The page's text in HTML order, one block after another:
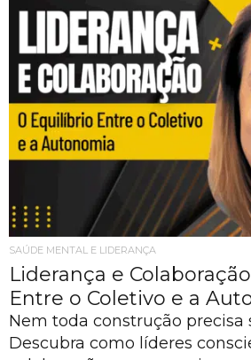
SAÚDE MENTAL E LIDERANÇA
Liderança e
Entre o Coletivo e a
Nem toda construção precisa
Descubra como líderes